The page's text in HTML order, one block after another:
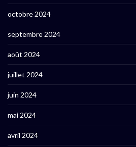
octobre 2024
septembre 2024
août 2024
juillet 2024
juin 2024
mai 2024
avril 2024